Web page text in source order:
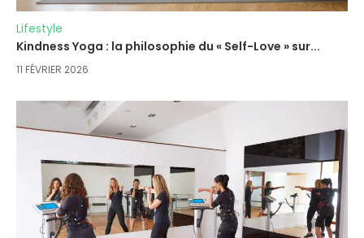
Lifestyle
Kindness Yoga : la philosophie du « Self-Love » sur...
11 FÉVRIER 2026